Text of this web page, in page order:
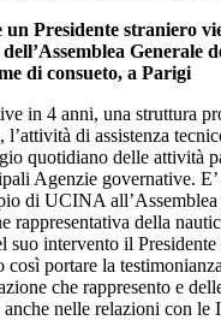
un Presidente straniero
Generale
di consueto, a Parigi
in 4 anni, una struttura
di assistenza
quotidiano delle attività
Agenzie governative.
di UCINA all’Assemblea
rappresentativa della
suo intervento il
portare la
che rappresento e
nelle relazioni con le